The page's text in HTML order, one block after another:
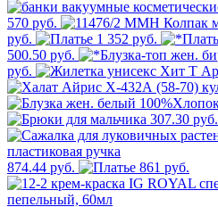
570 руб.
руб.
1 352 руб.
500.50 руб.
руб.
307.30 руб.
874.44 руб. 861 руб.